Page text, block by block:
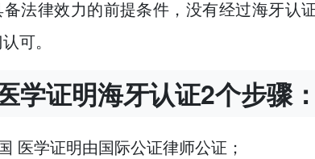
备法律效力的前提条件，没有经过海牙认
可。
学证明海牙认证2个步骤：
医学证明由国际公证律师公证；